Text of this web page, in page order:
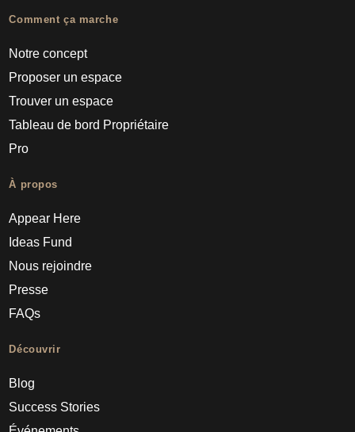
Comment ça marche
Notre concept
Proposer un espace
Trouver un espace
Tableau de bord Propriétaire
Pro
À propos
Appear Here
Ideas Fund
Nous rejoindre
Presse
FAQs
Découvrir
Blog
Success Stories